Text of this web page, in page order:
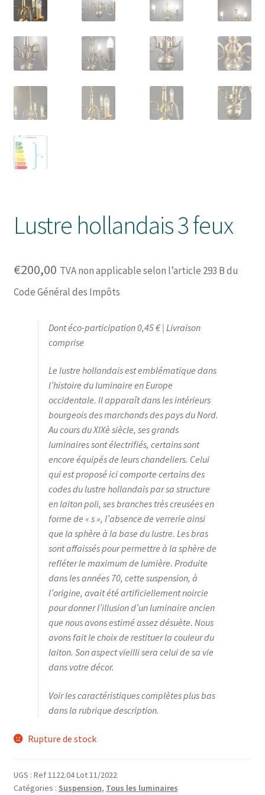
Lustre hollandais 3 feux
€200,00 TVA non applicable selon l’article 293 B du
Code Général des Impôts
Dont éco-participation 0,45 € | Livraison
comprise
Le lustre hollandais est emblématique dans
l’histoire du luminaire en Europe
occidentale. Il apparaît dans les intérieurs
bourgeois des marchands des pays du Nord.
Au cours du XIXè siècle, ses grands
luminaires sont électrifiés, certains sont
encore équipés de leurs chandeliers. Celui
qui est proposé ici comporte certains des
codes du lustre hollandais par sa structure
en laiton poli, ses branches très creusées en
forme de « s », l’absence de verrerie ainsi
que la sphère à la base du lustre. Les bras
sont affaissés pour permettre à la sphère de
refléter le maximum de lumière. Produite
dans les années 70, cette suspension, à
l’origine, avait été artificiellement noircie
pour donner l’illusion d’un luminaire ancien
que nous avons estimé assez désuète. Nous
avons fait le choix de restituer la couleur du
laiton. Son aspect vieilli sera celui de sa vie
dans votre décor.
Voir les caractéristiques complètes plus bas
dans la rubrique description.
Rupture de stock
UGS : Ref 1122.04 Lot 11/2022
Catégories : Suspension, Tous les luminaires